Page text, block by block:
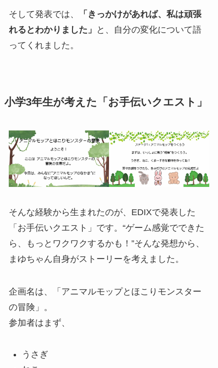
そして発表では、
「きっかけがあれば、私は頑張
れるとわかりました」
と、自分の変化について語
ってくれました。
小学3年生が考えた「お手伝いクエスト」
そんな経験から生まれたのが、EDIXで発表した
「お手伝いクエスト」です。“ゲーム感覚でできた
ら、もっとワクワクするかも！”そんな発想から、
まゆちゃん自身がストーリーを考えました。
企画名は、「アニマルモップとほこりモンスター
の冒険」。
参加者はまず、
うさぎ